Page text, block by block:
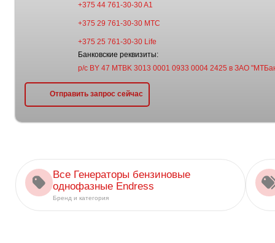
+375 44 761-30-30 A1
+375 29 761-30-30 МТС
+375 25 761-30-30 Life
Банковские реквизиты:
р/с BY 47 MTBK 3013 0001 0933 0004 2425 в ЗАО
Отправить запрос сейчас
Все Генераторы бензиновые
однофазные Endress
Бренд и категория